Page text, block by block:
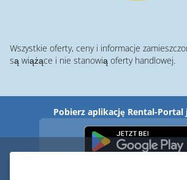
Wszystkie oferty, ceny i informacje
są wiążące i nie stanowią oferty handlowej.
Pobierz aplikację Rental-Portal